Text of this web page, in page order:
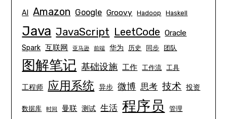
AI Amazon Google Groovy Hadoop Haskell
Java JavaScript LeetCode Oracle
Spark 互联网 亚马逊 前端 华为 历史 同步 团队
图解笔记 基础设施 工作 工作流 工具
工程师 应用系统 异步 微博 思考 技术 投资
数据库 时间 曼联 测试 生活 程序员 管理